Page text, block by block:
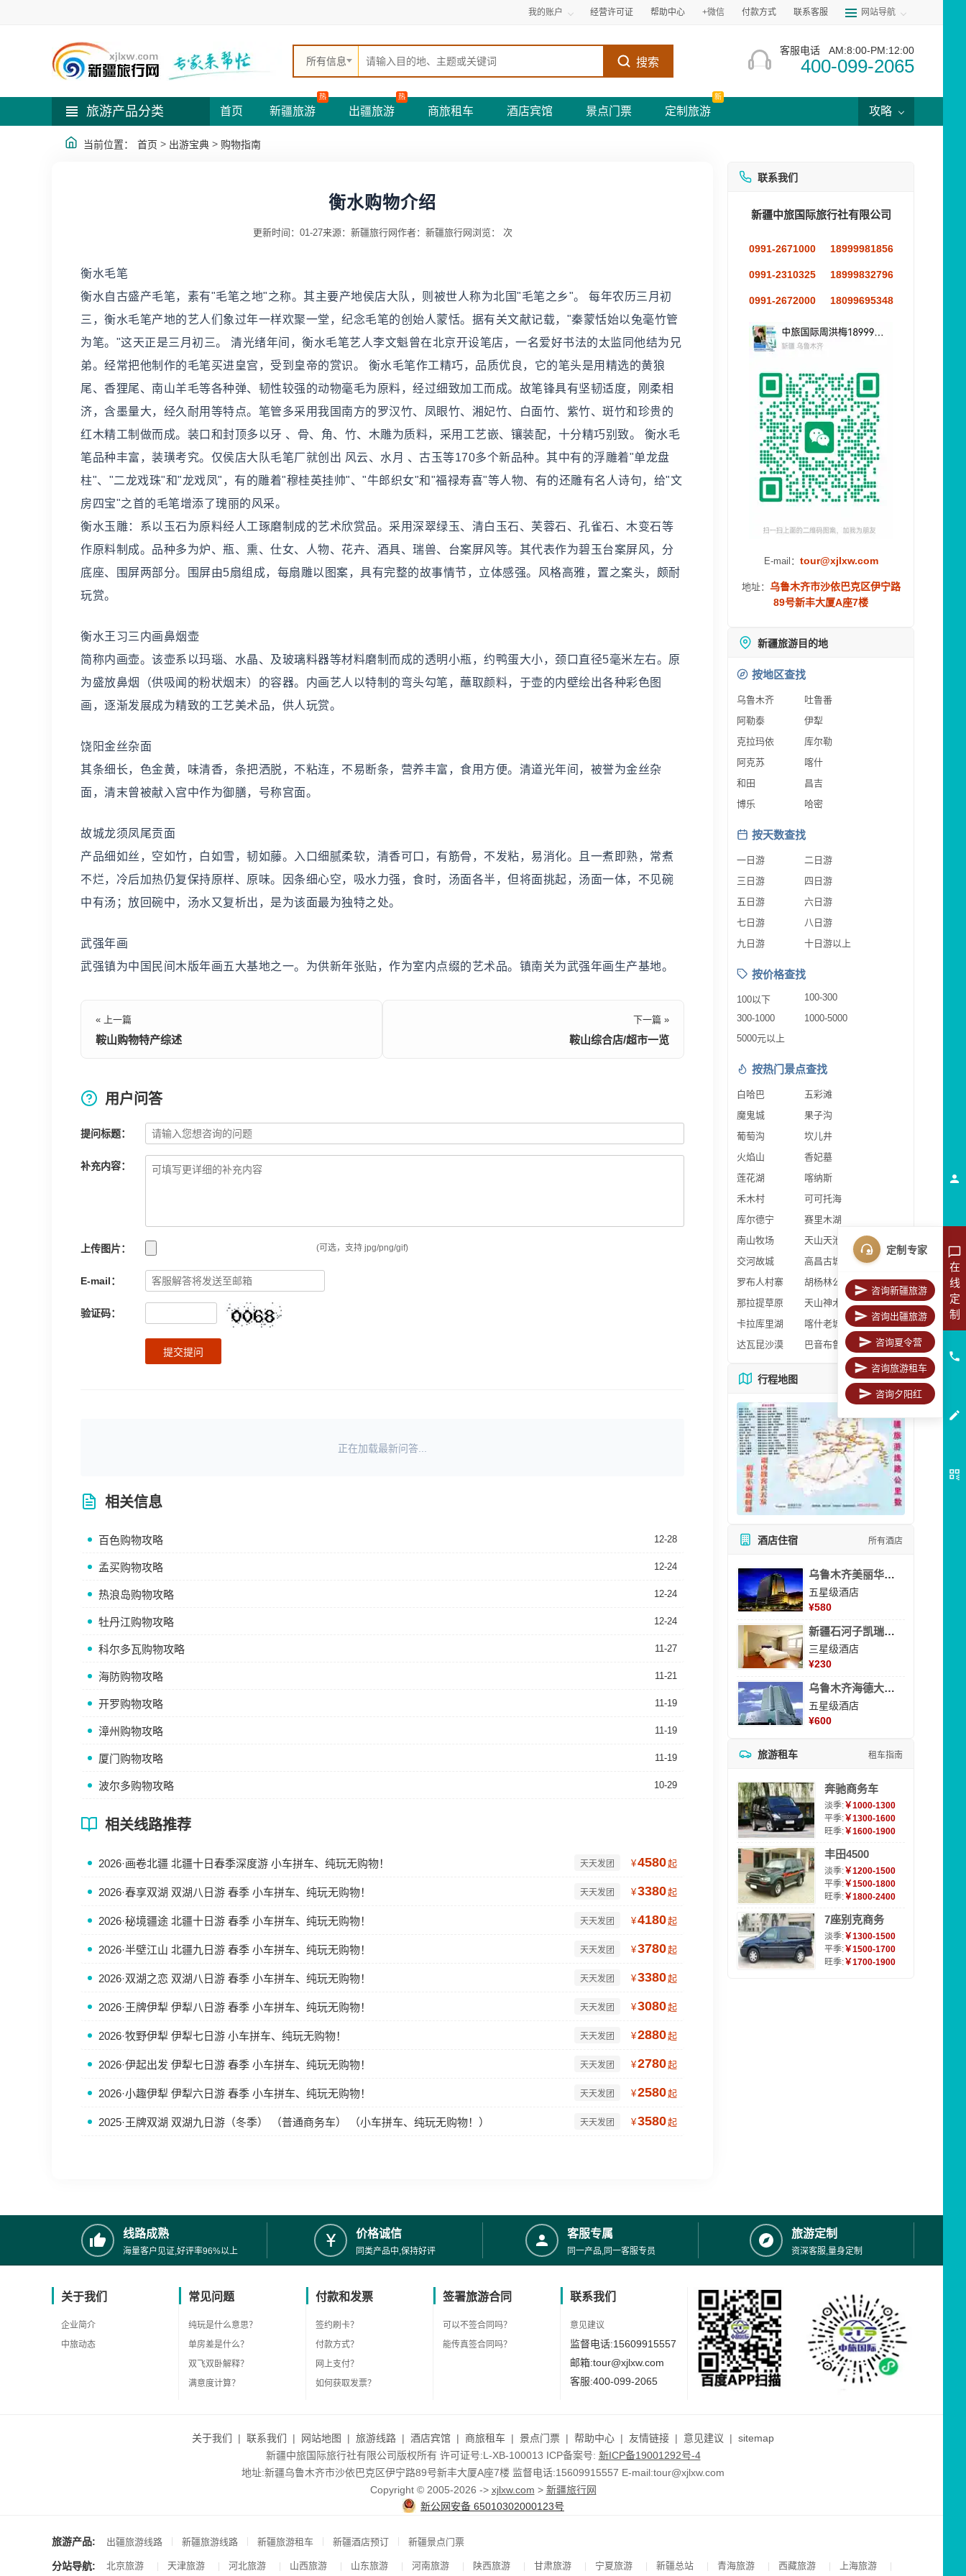
我的账户 经营许可证 帮助中心 +微信 付款方式 联系客服 网站导航
所有信息 搜索
客服电话 AM:8:00-PM:12:00
400-099-2065
旅游产品分类 首页 新疆旅游
热
出疆旅游
热
商旅租车 酒店宾馆 景点门票 定制旅游
新
攻略
当前位置： 首页 > 出游宝典 > 购物指南
衡水购物介绍
更新时间：01-27来源：新疆旅行网作者：新疆旅行网浏览： 次
衡水毛笔
衡水自古盛产毛笔，素有"毛笔之地"之称。其主要产地侯店大队，则被世人称为北国"毛笔之乡"。 每年农历三月初
三，衡水毛笔产地的艺人们象过年一样欢聚一堂，纪念毛笔的创始人蒙恬。据有关文献记载，"秦蒙恬始以兔毫竹管
为笔。"这天正是三月初三。 清光绪年间，衡水毛笔艺人李文魁曾在北京开设笔店，一名爱好书法的太监同他结为兄
弟。经常把他制作的毛笔买进皇宫，受到皇帝的赏识。 衡水毛笔作工精巧，品质优良，它的笔头是用精选的黄狼
尾、香狸尾、南山羊毛等各种弹、韧性较强的动物毫毛为原料，经过细致加工而成。故笔锋具有坚韧适度，刚柔相
济，含墨量大，经久耐用等特点。笔管多采用我国南方的罗汉竹、凤眼竹、湘妃竹、白面竹、紫竹、斑竹和珍贵的
红木精工制做而成。装口和封顶多以牙 、骨、角、竹、木雕为质料，采用工艺嵌、镶装配，十分精巧别致。 衡水毛
笔品种丰富，装璜考究。仅侯店大队毛笔厂就创出 风云、水月 、古玉等170多个新品种。其中有的浮雕着"单龙盘
柱"、"二龙戏珠"和"龙戏凤"，有的雕着"穆桂英挂帅"、"牛郎织女"和"福禄寿喜"等人物、有的还雕有名人诗句，给"文
房四宝"之首的毛笔增添了瑰丽的风采。
衡水玉雕：系以玉石为原料经人工琢磨制成的艺术欣赏品。采用深翠绿玉、清白玉石、芙蓉石、孔雀石、木变石等
作原料制成。品种多为炉、瓶、熏、仕女、人物、花卉、酒具、瑞兽、台案屏风等。其代表作为碧玉台案屏风，分
底座、围屏两部分。围屏由5扇组成，每扇雕以图案，具有完整的故事情节，立体感强。风格高雅，置之案头，颇耐
玩赏。
衡水王习三内画鼻烟壶
简称内画壶。该壶系以玛瑙、水晶、及玻璃料器等材料磨制而成的透明小瓶，约鸭蛋大小，颈口直径5毫米左右。原
为盛放鼻烟（供吸闻的粉状烟末）的容器。内画艺人以特制的弯头勾笔，蘸取颜料，于壶的内壁绘出各种彩色图
画，逐渐发展成为精致的工艺美术品，供人玩赏。
饶阳金丝杂面
其条细长，色金黄，味清香，条把洒脱，不粘连，不易断条，营养丰富，食用方便。清道光年间，被誉为金丝杂
面，清末曾被献入宫中作为御膳，号称宫面。
故城龙须凤尾贡面
产品细如丝，空如竹，白如雪，韧如藤。入口细腻柔软，清香可口，有筋骨，不发粘，易消化。且一煮即熟，常煮
不烂，冷后加热仍复保持原样、原味。因条细心空，吸水力强，食时，汤面各半，但将面挑起，汤面一体，不见碗
中有汤；放回碗中，汤水又复析出，是为该面最为独特之处。
武强年画
武强镇为中国民间木版年画五大基地之一。为供新年张贴，作为室内点缀的艺术品。镇南关为武强年画生产基地。
« 上一篇
鞍山购物特产综述
下一篇 »
鞍山综合店/超市一览
用户问答
提问标题：
补充内容：
上传图片： (可选，支持 jpg/png/gif)
E-mail：
验证码：
提交提问
正在加载最新问答...
相关信息
百色购物攻略 12-28
孟买购物攻略 12-24
热浪岛购物攻略 12-24
牡丹江购物攻略 12-24
科尔多瓦购物攻略 11-27
海防购物攻略 11-21
开罗购物攻略 11-19
漳州购物攻略 11-19
厦门购物攻略 11-19
波尔多购物攻略 10-29
相关线路推荐
2026·画卷北疆 北疆十日春季深度游 小车拼车、纯玩无购物！ 天天发团 ¥4580起
2026·春享双湖 双湖八日游 春季 小车拼车、纯玩无购物！ 天天发团 ¥3380起
2026·秘境疆途 北疆十日游 春季 小车拼车、纯玩无购物！ 天天发团 ¥4180起
2026·半壁江山 北疆九日游 春季 小车拼车、纯玩无购物！ 天天发团 ¥3780起
2026·双湖之恋 双湖八日游 春季 小车拼车、纯玩无购物！ 天天发团 ¥3380起
2026·王牌伊犁 伊犁八日游 春季 小车拼车、纯玩无购物！ 天天发团 ¥3080起
2026·牧野伊犁 伊犁七日游 小车拼车、纯玩无购物！ 天天发团 ¥2880起
2026·伊起出发 伊犁七日游 春季 小车拼车、纯玩无购物！ 天天发团 ¥2780起
2026·小趣伊犁 伊犁六日游 春季 小车拼车、纯玩无购物！ 天天发团 ¥2580起
2025·王牌双湖 双湖九日游（冬季） （普通商务车） （小车拼车、纯玩无购物！） 天天发团 ¥3580起
联系我们
新疆中旅国际旅行社有限公司
0991-2671000 18999981856
0991-2310325 18999832796
0991-2672000 18099695348
E-mail： tour@xjlxw.com
地址： 乌鲁木齐市沙依巴克区伊宁路
89号新丰大厦A座7楼
新疆旅游目的地
按地区查找
乌鲁木齐
吐鲁番
阿勒泰
伊犁
克拉玛依
库尔勒
阿克苏
喀什
和田
昌吉
博乐
哈密
按天数查找
一日游
二日游
三日游
四日游
五日游
六日游
七日游
八日游
九日游
十日游以上
按价格查找
100以下
100-300
300-1000
1000-5000
5000元以上
按热门景点查找
白哈巴
五彩滩
魔鬼城
果子沟
葡萄沟
坎儿井
火焰山
香妃墓
莲花湖
喀纳斯
禾木村
可可托海
库尔德宁
赛里木湖
南山牧场
天山天池
交河故城
高昌古城
罗布人村寨
胡杨林公园
那拉提草原
天山神木园
卡拉库里湖
喀什老城区
达瓦昆沙漠
巴音布鲁克
行程地图 更多地图
酒店住宿 所有酒店
乌鲁木齐美丽华大酒
五星级酒店
¥580
新疆石河子凯瑞酒店
三星级酒店
¥230
乌鲁木齐海德大酒店
五星级酒店
¥600
旅游租车 租车指南
奔驰商务车
淡季:￥1000-1300
平季:￥1300-1600
旺季:￥1600-1900
丰田4500
淡季:￥1200-1500
平季:￥1500-1800
旺季:￥1800-2400
7座别克商务
淡季:￥1300-1500
平季:￥1500-1700
旺季:￥1700-1900
线路成熟
海量客户见证,好评率96%以上
价格诚信
同类产品中,保持好评
客服专属
同一产品,同一客服专员
旅游定制
资深客服,量身定制
关于我们
企业简介
中旅动态
常见问题
纯玩是什么意思？
单房差是什么？
双飞双卧解释？
满意度计算？
付款和发票
签约刷卡？
付款方式？
网上支付？
如何获取发票？
签署旅游合同
可以不签合同吗？
能传真签合同吗？
联系我们
意见建议
监督电话:15609915557
邮箱:tour@xjlxw.com
客服:400-099-2065
关于我们 | 联系我们 | 网站地图 | 旅游线路 | 酒店宾馆 | 商旅租车 | 景点门票 | 帮助中心 | 友情链接 | 意见建议 | sitemap
新疆中旅国际旅行社有限公司版权所有 许可证号:L-XB-100013 ICP备案号: 新ICP备19001292号-4
地址:新疆乌鲁木齐市沙依巴克区伊宁路89号新丰大厦A座7楼 监督电话:15609915557 E-mail:tour@xjlxw.com
Copyright © 2005-2026 -> xjlxw.com > 新疆旅行网
新公网安备 65010302000123号
旅游产品: 出疆旅游线路 新疆旅游线路 新疆旅游租车 新疆酒店预订 新疆景点门票
分站导航: 北京旅游 天津旅游 河北旅游 山西旅游 山东旅游 河南旅游 陕西旅游 甘肃旅游 宁夏旅游 新疆总站 青海旅游 西藏旅游 上海旅游
在
线
定
制
定制专家
咨询新疆旅游
咨询出疆旅游
咨询夏令营
咨询旅游租车
咨询夕阳红